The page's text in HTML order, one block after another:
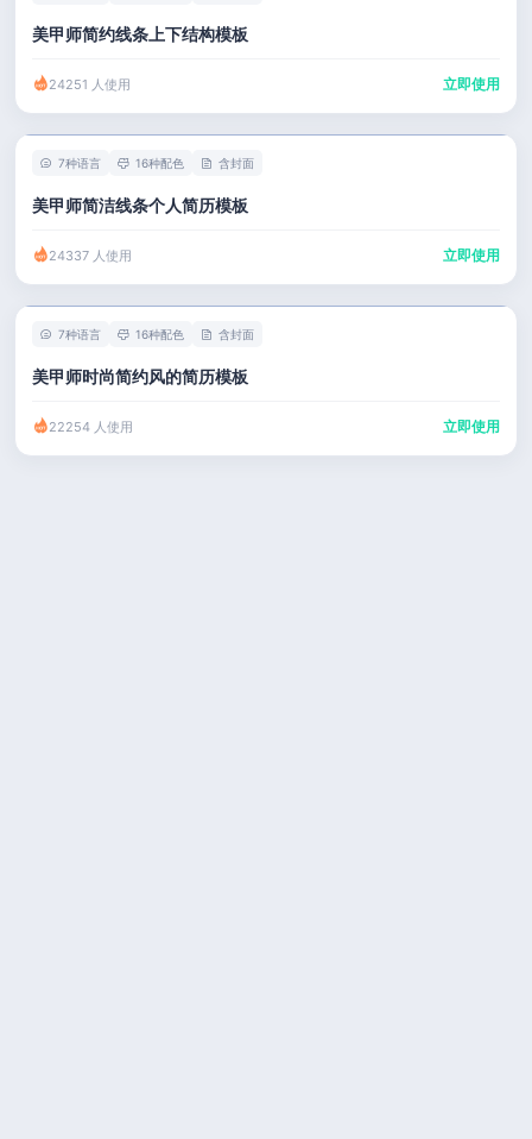
美甲师简约线条上下结构模板
24251 人使用 立即使用
7种语言 16种配色 含封面
美甲师简洁线条个人简历模板
24337 人使用 立即使用
7种语言 16种配色 含封面
美甲师时尚简约风的简历模板
22254 人使用 立即使用